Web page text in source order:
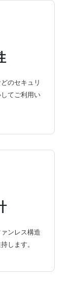
のセキュリ
てご利用い
ンレス構造
します。